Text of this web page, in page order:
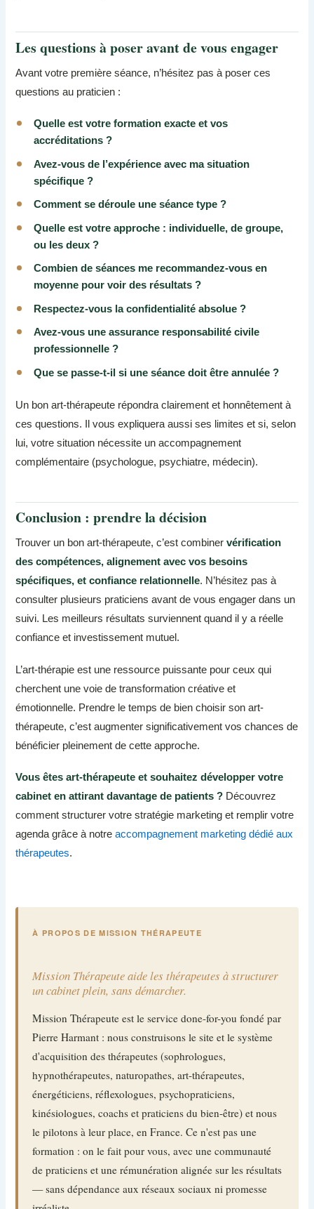
Les questions à poser avant de vous engager
Avant votre première séance, n’hésitez pas à poser ces
questions au praticien :
Quelle est votre formation exacte et vos
accréditations ?
Avez-vous de l’expérience avec ma situation
spécifique ?
Comment se déroule une séance type ?
Quelle est votre approche : individuelle, de groupe,
ou les deux ?
Combien de séances me recommandez-vous en
moyenne pour voir des résultats ?
Respectez-vous la confidentialité absolue ?
Avez-vous une assurance responsabilité civile
professionnelle ?
Que se passe-t-il si une séance doit être annulée ?
Un bon art-thérapeute répondra clairement et honnêtement à
ces questions. Il vous expliquera aussi ses limites et si, selon
lui, votre situation nécessite un accompagnement
complémentaire (psychologue, psychiatre, médecin).
Conclusion : prendre la décision
Trouver un bon art-thérapeute, c’est combinervérification
des compétences, alignement avec vos besoins
spécifiques, et confiance relationnelle. N’hésitez pas à
consulter plusieurs praticiens avant de vous engager dans un
suivi. Les meilleurs résultats surviennent quand il y a réelle
confiance et investissement mutuel.
L’art-thérapie est une ressource puissante pour ceux qui
cherchent une voie de transformation créative et
émotionnelle. Prendre le temps de bien choisir son art-
thérapeute, c’est augmenter significativement vos chances de
bénéficier pleinement de cette approche.
Vous êtes art-thérapeute et souhaitez développer votre
cabinet en attirant davantage de patients ? Découvrez
comment structurer votre stratégie marketing et remplir votre
agenda grâce à notreaccompagnement marketing dédié aux
thérapeutes.
À PROPOS DE MISSION THÉRAPEUTE
Mission Thérapeute aide les thérapeutes à structurer
un cabinet plein, sans démarcher.
Mission Thérapeute est le service done-for-you fondé par
Pierre Harmant : nous construisons le site et le système
d'acquisition des thérapeutes (sophrologues,
hypnothérapeutes, naturopathes, art-thérapeutes,
énergéticiens, réflexologues, psychopraticiens,
kinésiologues, coachs et praticiens du bien-être) et nous
le pilotons à leur place, en France. Ce n'est pas une
formation : on le fait pour vous, avec une communauté
de praticiens et une rémunération alignée sur les résultats
— sans dépendance aux réseaux sociaux ni promesse